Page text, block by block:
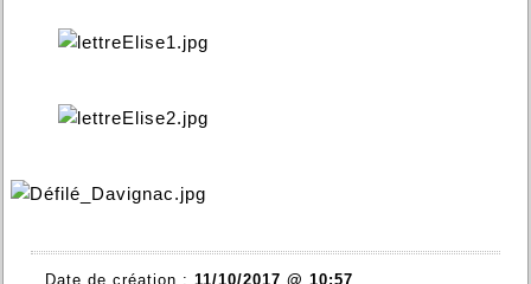
Date de création : 11/10/2017 @ 10:57